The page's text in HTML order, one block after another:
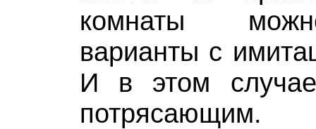
комнаты
варианты с
И в этом
потрясающим.